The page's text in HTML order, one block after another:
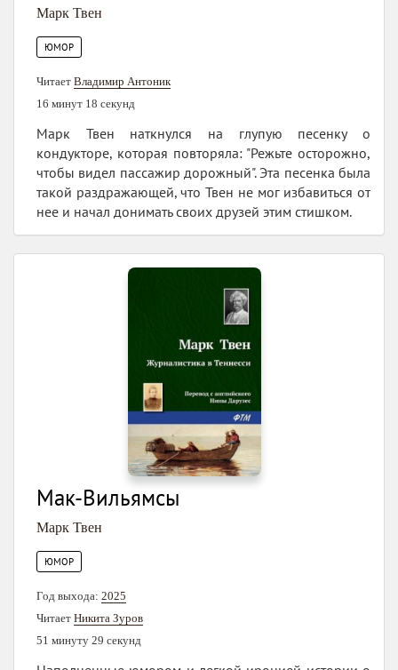
Марк Твен
ЮМОР
Читает Владимир Антоник
16 минут 18 секунд
Марк Твен наткнулся на глупую песенку о
кондукторе, которая повторяла: "Режьте осторожно,
чтобы видел пассажир дорожный". Эта песенка была
такой раздражающей, что Твен не мог избавиться от
нее и начал донимать своих друзей этим стишком.
Мак-Вильямсы
Марк Твен
ЮМОР
Год выхода: 2025
Читает Никита Зуров
51 минуту 29 секунд